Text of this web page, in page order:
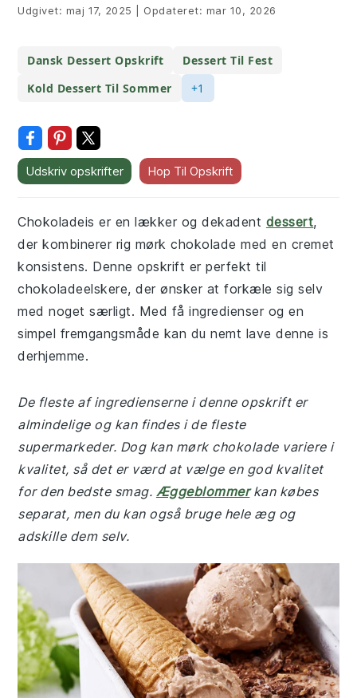
Udgivet: maj 17, 2025 Opdateret: mar 10, 2026
Dansk Dessert Opskrift
Dessert Til Fest
Kold Dessert Til Sommer
+1
Udskriv opskrifter Hop Til Opskrift
Chokoladeis er en lækker og dekadent dessert,
der kombinerer rig mørk chokolade med en cremet
konsistens. Denne opskrift er perfekt til
chokoladeelskere, der ønsker at forkæle sig selv
med noget særligt. Med få ingredienser og en
simpel fremgangsmåde kan du nemt lave denne is
derhjemme.
De fleste af ingredienserne i denne opskrift er
almindelige og kan findes i de fleste
supermarkeder. Dog kan mørk chokolade variere i
kvalitet, så det er værd at vælge en god kvalitet
for den bedste smag. Æggeblommerkan købes
separat, men du kan også bruge hele æg og
adskille dem selv.